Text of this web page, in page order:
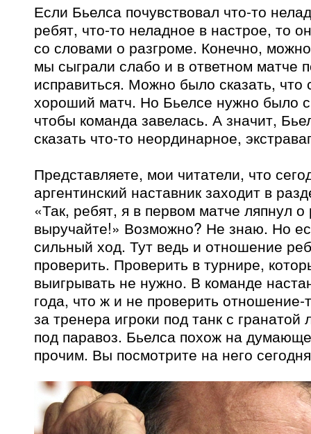
Если Бьелса почувствовал что-то
ребят, что-то неладное в настрое, то
со словами о разгроме. Конечно,
мы сыграли слабо и в ответном матче
исправиться. Можно было сказать, что
хороший матч. Но Бьелсе нужно было
чтобы команда завелась. А значит,
сказать что-то неординарное,
Представляете, мои читатели, что
аргентинский наставник заходит в
«Так, ребят, я в первом матче ляпнул
выручайте!» Возможно? Не знаю. Но
сильный ход. Тут ведь и отношение
проверить. Проверить в турнире,
выигрывать не нужно. В команде
года, что ж и не проверить отношение-
за тренера игроки под танк с
под паравоз. Бьелса похож на
прочим. Вы посмотрите на него